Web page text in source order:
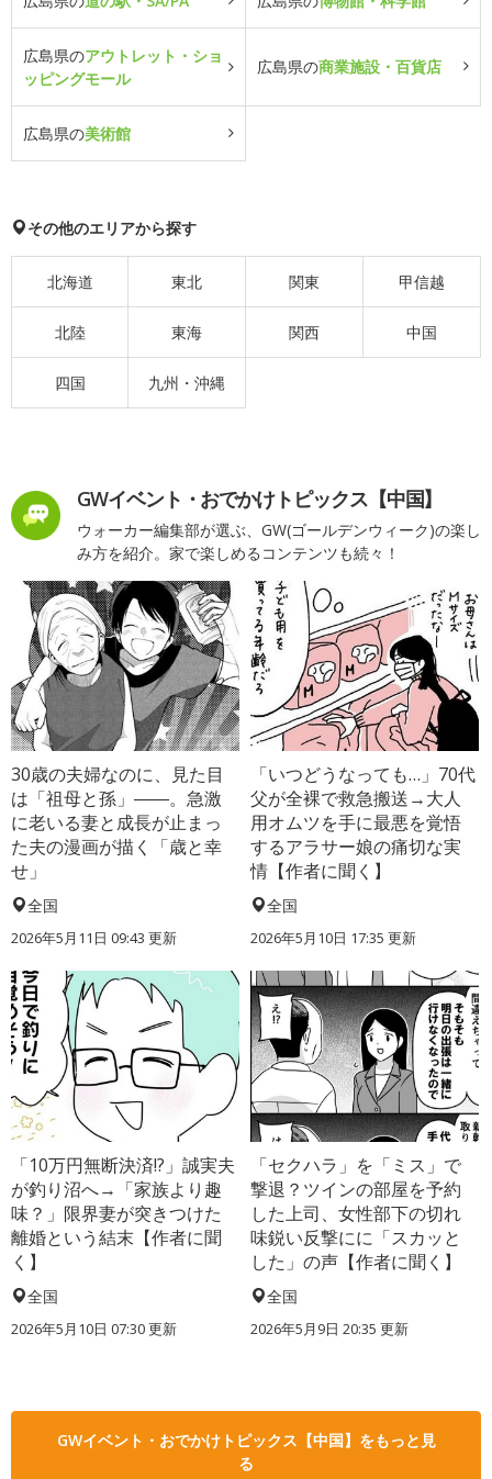
広島県のアウトレット・ショ
ッピングモール
広島県の商業施設・百貨店
広島県の美術館
その他のエリアから探す
北海道 東北 関東 甲信越
北陸 東海 関西 中国
四国 九州・沖縄
GWイベント・おでかけトピックス【中国】
ウォーカー編集部が選ぶ、GW(ゴールデンウィーク)の楽し
み方を紹介。家で楽しめるコンテンツも続々！
30歳の夫婦なのに、見た目
は「祖母と孫」――。急激
に老いる妻と成長が止まっ
た夫の漫画が描く「歳と幸
せ」
全国
2026年5月11日 09:43 更新
「いつどうなっても…」70代
父が全裸で救急搬送→大人
用オムツを手に最悪を覚悟
するアラサー娘の痛切な実
情【作者に聞く】
全国
2026年5月10日 17:35 更新
「10万円無断決済!?」誠実夫
が釣り沼へ→「家族より趣
味？」限界妻が突きつけた
離婚という結末【作者に聞
く】
全国
2026年5月10日 07:30 更新
「セクハラ」を「ミス」で
撃退？ツインの部屋を予約
した上司、女性部下の切れ
味鋭い反撃にに「スカッと
した」の声【作者に聞く】
全国
2026年5月9日 20:35 更新
GWイベント・おでかけトピックス【中国】をもっと見
る